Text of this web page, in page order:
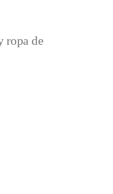
ropa de